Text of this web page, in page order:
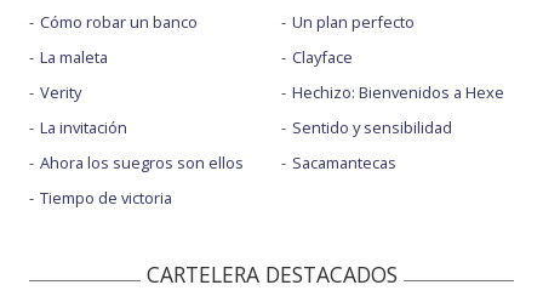
Cómo robar un banco
La maleta
Verity
La invitación
Ahora los suegros son ellos
Tiempo de victoria
Un plan perfecto
Clayface
Hechizo: Bienvenidos a Hexe
Sentido y sensibilidad
Sacamantecas
CARTELERA DESTACADOS